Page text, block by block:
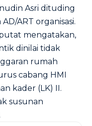
Asri dituding
ART organisasi.
mengatakan,
dinilai tidak
rumah
cabang HMI
kader (LK) II.
susunan